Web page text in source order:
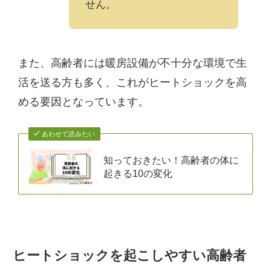
せん。
また、高齢者には暖房設備が不十分な環境で生
活を送る方も多く、これがヒートショックを高
める要因となっています。
あわせて読みたい
知っておきたい！高齢者の体に
起きる10の変化
ヒートショックを起こしやすい高齢者